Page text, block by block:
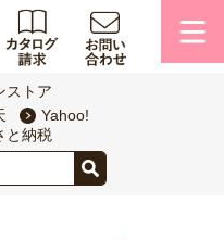
ストア
Yahoo!
と納税